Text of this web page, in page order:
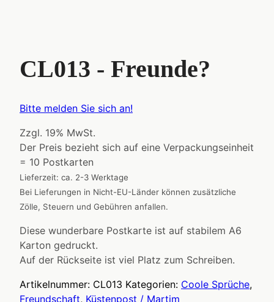
CL013 - Freunde?
Bitte melden Sie sich an!
Zzgl. 19% MwSt.
Der Preis bezieht sich auf eine Verpackungseinheit
= 10 Postkarten
Lieferzeit: ca. 2-3 Werktage
Bei Lieferungen in Nicht-EU-Länder können zusätzliche
Zölle, Steuern und Gebühren anfallen.
Diese wunderbare Postkarte ist auf stabilem A6
Karton gedruckt.
Auf der Rückseite ist viel Platz zum Schreiben.
Artikelnummer: CL013 Kategorien: Coole Sprüche,
Freundschaft, Küstenpost / Martim